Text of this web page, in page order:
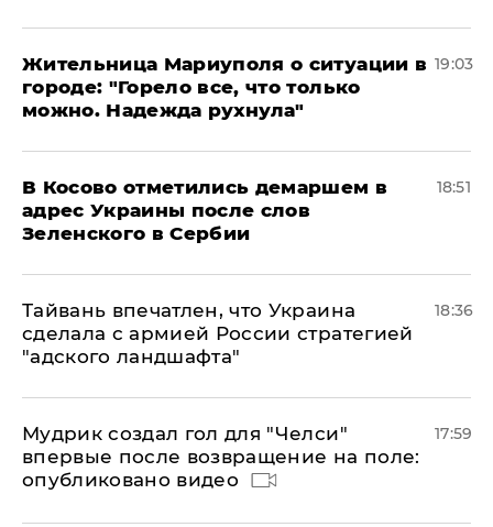
Жительница Мариуполя о ситуации в
городе: "Горело все, что только
можно. Надежда рухнула"
19:03
В Косово отметились демаршем в
адрес Украины после слов
Зеленского в Сербии
18:51
Тайвань впечатлен, что Украина
сделала с армией России стратегией
"адского ландшафта"
18:36
Мудрик создал гол для "Челси"
впервые после возвращение на поле:
опубликовано видео
17:59